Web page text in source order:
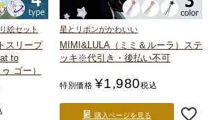
絵セット
スリープ
to
ゴー）
星とリボンがかわいい
MIMI&LULA（ミミ＆ルーラ）ステ
ッキ ※代引き・後払い不可
特別価格 ¥1,980税込
購入ページを見る